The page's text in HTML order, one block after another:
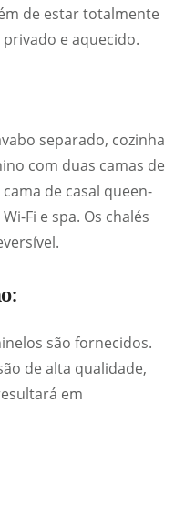
de estar totalmente
e aquecido.
separado, cozinha
com duas camas de
de casal queen-
Fi e spa. Os chalés
são fornecidos.
de alta qualidade,
em